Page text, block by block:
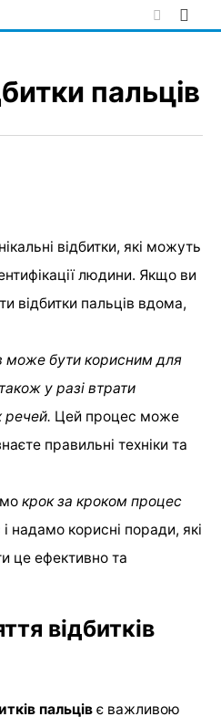
пальців
відбитки, які можуть
людини. Якщо ви
відбитки пальців вдома,
може бути корисним для
у разі втрати
речей. Цей процес може
правильні техніки та
крок за кроком процес
і надамо корисні поради, які
це ефективно та
відбитків
пальців є важливою